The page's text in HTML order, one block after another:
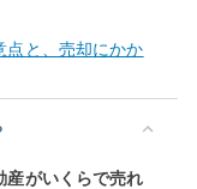
点と、売却にかか
産がいくらで売れ